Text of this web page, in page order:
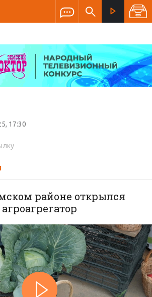
17:30
районе открылся
агроагрегатор